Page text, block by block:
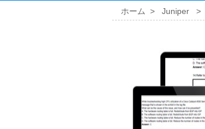
ホーム > Juniper >